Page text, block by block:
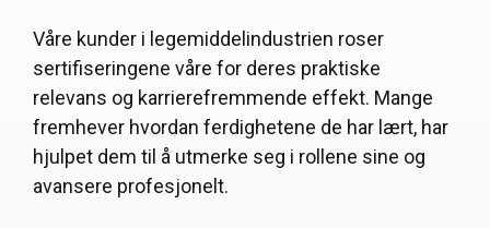
Våre kunder i legemiddelindustrien roser
sertifiseringene våre for deres praktiske
relevans og karrierefremmende effekt. Mange
fremhever hvordan ferdighetene de har lært, har
hjulpet dem til å utmerke seg i rollene sine og
avansere profesjonelt.